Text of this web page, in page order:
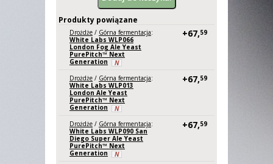
Produkty powiązane
Drożdże / Górna fermentacja:
White Labs WLP066
London Fog Ale Yeast
PurePitch™ Next
Generation
N
+67,59
Drożdże / Górna fermentacja:
White Labs WLP013
London Ale Yeast
PurePitch™ Next
Generation
N
+67,59
Drożdże / Górna fermentacja:
White Labs WLP090 San
Diego Super Ale Yeast
PurePitch™ Next
Generation
N
+67,59